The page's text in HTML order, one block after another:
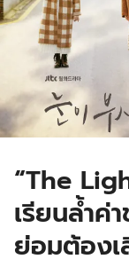
“The
เรียนล้ำค่
ย่อมต้อง